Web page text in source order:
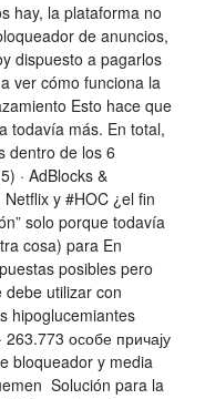
hay, la plataforma no
de anuncios,
dispuesto a pagarlos
ver cómo funciona la
Esto hace que
todavía más. En total,
dentro de los 6
· AdBlocks &
y #HOC ¿el fin
solo porque todavía
cosa) para En
posibles pero
utilizar con
hipoglucemiantes
особе причају
bloqueador y media
Solución para la